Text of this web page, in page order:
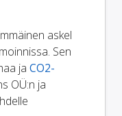
askel
Sen
ja CO2-
OÜ:n ja